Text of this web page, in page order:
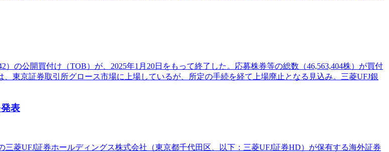
の公開買付け（TOB）が、2025年1月20日をもって終了した。応募株券等の総数（46,563,404株）が買付
東京証券取引所グロース市場に上場しているが、所定の手続を経て上場廃止となる見込み。三菱UFJ銀
表
菱UFJ証券ホールディングス株式会社（東京都千代田区、以下：三菱UFJ証券HD）が保有する海外証券